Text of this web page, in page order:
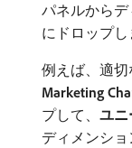
パネルから
にドロップし
例えば、適
Marketing
プして、 ユニ
ディメンシ